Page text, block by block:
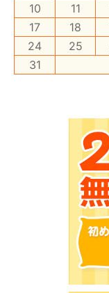
10
11
17
18
24
25
31